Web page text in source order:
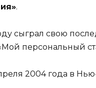
.
сыграл свою
персональный
2004 года в